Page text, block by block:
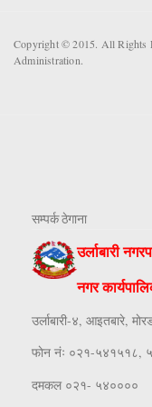
Copyright © 2015. All Rights
Administration.
सम्पर्क ठेगाना
उर्लाबारी
नगर
उर्लाबारी-४, आइतबारे,
फाेन नंः ०२१-५४१५१८,
दमकल ०२१- ५४००००